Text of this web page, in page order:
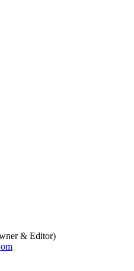
& Editor)